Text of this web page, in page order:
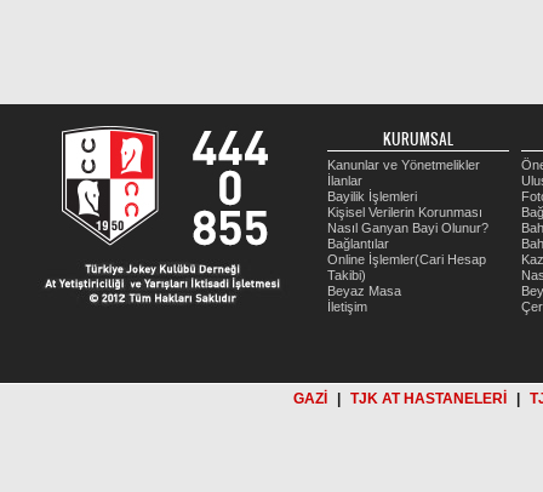
KURUMSAL
Kanunlar ve Yönetmelikler
İlanlar
Bayilik İşlemleri
Kişisel Verilerin Korunması
Nasıl Ganyan Bayi Olunur?
Bağlantılar
Online İşlemler(Cari Hesap
Takibi)
Beyaz Masa
İletişim
GAZİ TJK AT HASTANELERİ